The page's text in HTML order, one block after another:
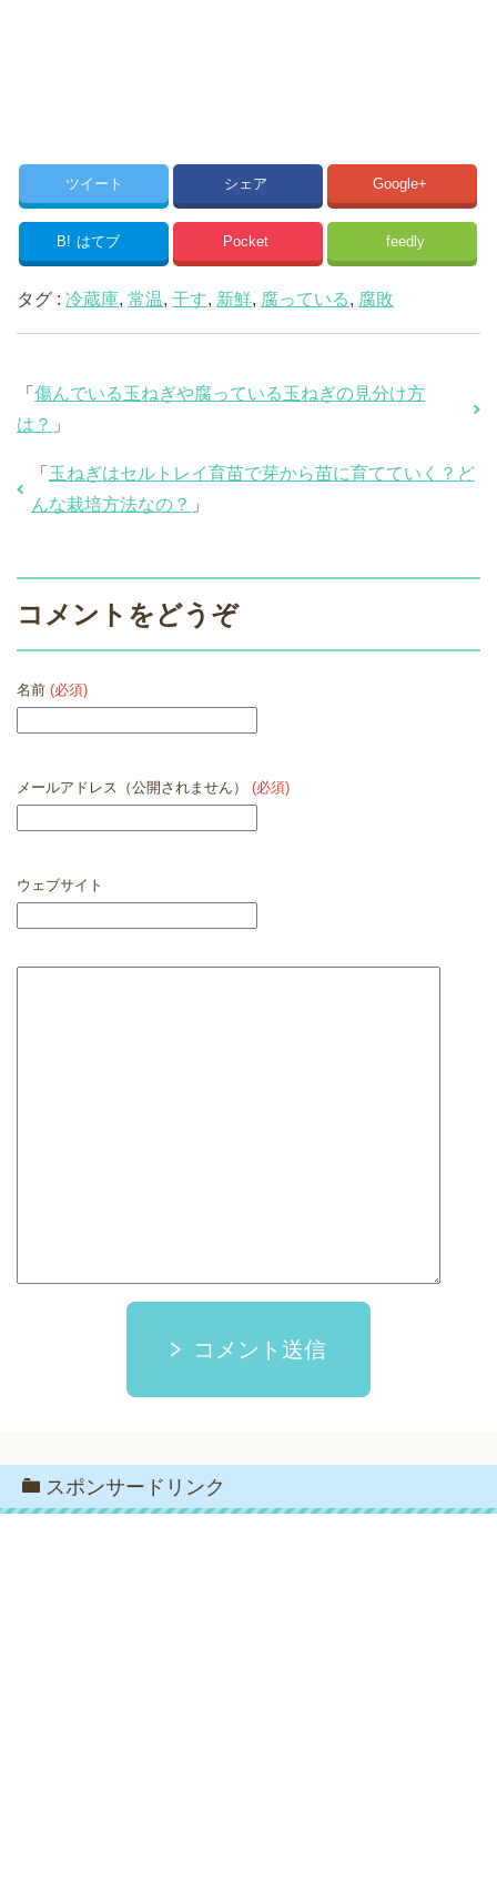
ツイート シェア Google+
B! はてブ Pocket feedly
タグ : 冷蔵庫, 常温, 干す, 新鮮, 腐っている, 腐敗
「 傷んでいる玉ねぎや腐っている玉ねぎの見分け方
は？ 」
「 玉ねぎはセルトレイ育苗で芽から苗に育てていく？ど
んな栽培方法なの？ 」
コメントをどうぞ
名前 (必須)
メールアドレス（公開されません） (必須)
ウェブサイト
コメント送信
スポンサードリンク